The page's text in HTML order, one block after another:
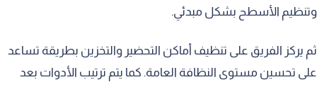
وتنظيم الأسطح بشكل مبدئي.
ثم يركز الفريق على تنظيف أماكن التحضير والتخزين بطريقة تساعد
على تحسين مستوى النظافة العامة. كما يتم ترتيب الأدوات بعد